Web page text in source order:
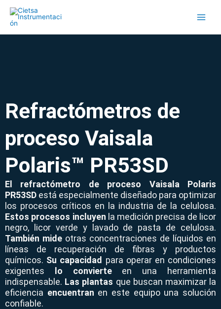
contenido
Refractómetros de
proceso Vaisala
Polaris™ PR53SD
El refractómetro de proceso Vaisala Polaris
PR53SD está especialmente diseñado para optimizar
los procesos críticos en la industria de la celulosa.
Estos procesos incluyen la medición precisa de licor
negro, licor verde y lavado de pasta de celulosa.
También mide otras concentraciones de líquidos en
líneas de recuperación de fibras y productos
químicos. Su capacidad para operar en condiciones
exigentes
lo convierteen una herramienta
indispensable. Las plantas que buscan maximizar la
eficiencia encuentran en este equipo una solución
confiable.